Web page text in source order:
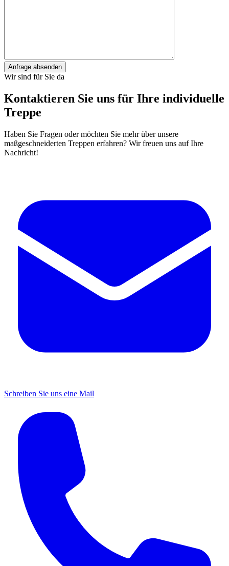
Anfrage absenden
Wir sind für Sie da
Kontaktieren Sie uns für Ihre individuelle
Treppe
Haben Sie Fragen oder möchten Sie mehr über unsere
maßgeschneiderten Treppen erfahren? Wir freuen uns auf Ihre
Nachricht!
Schreiben Sie uns eine Mail